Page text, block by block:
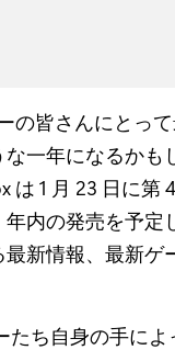
の皆さんにとっ
な一年になるか
は 1 月 23 日に
内の発売を予
最新情報、最新
たち自身の手に